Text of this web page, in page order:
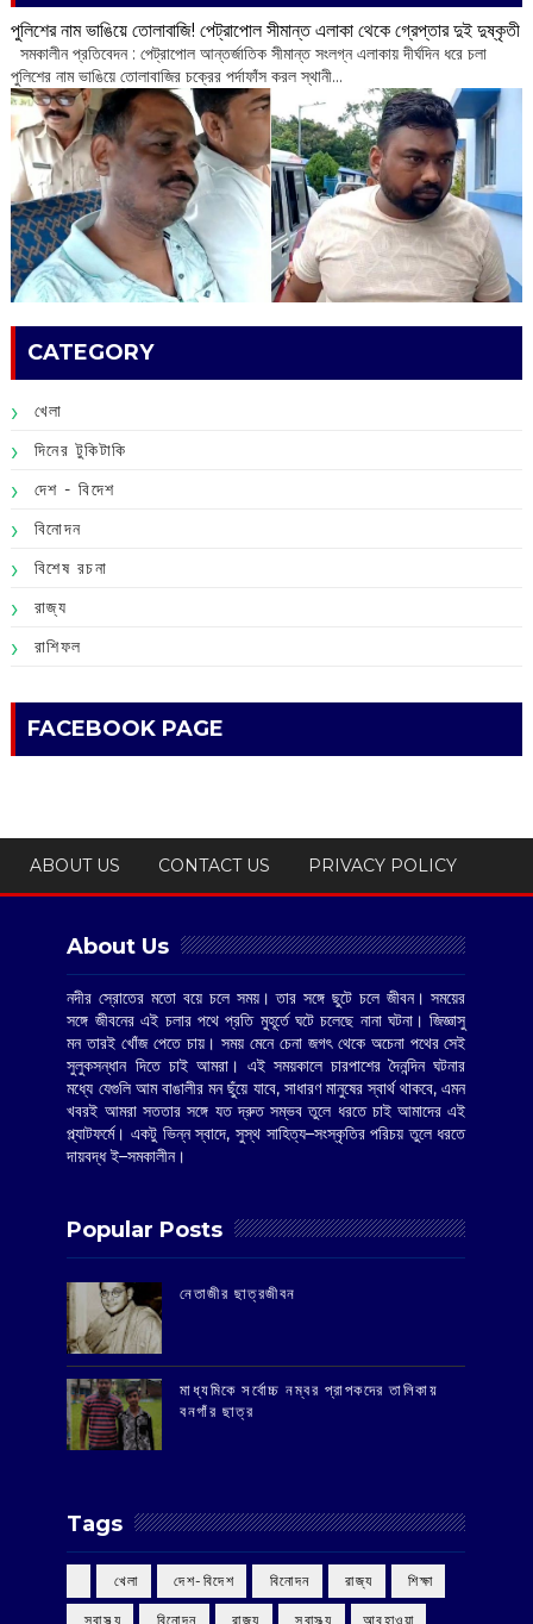
পুলিশের নাম ভাঙিয়ে তোলাবাজি! পেট্রাপোল সীমান্ত এলাকা থেকে গ্রেপ্তার দুই দুষ্কৃতী
সমকালীন প্রতিবেদন : পেট্রাপোল আন্তর্জাতিক সীমান্ত সংলগ্ন এলাকায় দীর্ঘদিন ধরে চলা
পুলিশের নাম ভাঙিয়ে তোলাবাজির চক্রের পর্দাফাঁস করল স্থানী...
CATEGORY
খেলা
দিনের টুকিটাকি
দেশ - বিদেশ
বিনোদন
বিশেষ রচনা
রাজ্য
রাশিফল
FACEBOOK PAGE
ABOUT US CONTACT US PRIVACY POLICY
About Us
নদীর স্রোতের মতো বয়ে চলে সময়। তার সঙ্গে ছুটে চলে জীবন। সময়ের
সঙ্গে জীবনের এই চলার পথে প্রতি মুহূর্তে ঘটে চলেছে নানা ঘটনা। জিজ্ঞাসু
মন তারই খোঁজ পেতে চায়। সময় মেনে চেনা জগৎ থেকে অচেনা পথের সেই
সুলুকসন্ধান দিতে চাই আমরা। এই সময়কালে চারপাশের দৈনন্দিন ঘটনার
মধ্যে যেগুলি আম বাঙালীর মন ছুঁয়ে যাবে, সাধারণ মানুষের স্বার্থ থাকবে, এমন
খবরই আমরা সততার সঙ্গে যত দ্রুত সম্ভব তুলে ধরতে চাই আমাদের এই
প্ল্যাটফর্মে। একটু ভিন্ন স্বাদে, সুস্থ সাহিত্য–সংস্কৃতির পরিচয় তুলে ধরতে
দায়বদ্ধ ই–সমকালীন।
Popular Posts
‌নেতাজীর ছাত্রজীবন
মাধ্যমিকে সর্বোচ্চ নম্বর প্রাপকদের তালিকায়
বনগাঁর ছাত্র
Tags
‌ খেলা ‌ দেশ-বিদেশ ‌ বিনোদন ‌ রাজ্য ‌ শিক্ষা
‌ স্বাস্থ্য ‌ বিনোদন ‌ রাজ্য ‌ স্বাস্থ্য আবহাওয়া